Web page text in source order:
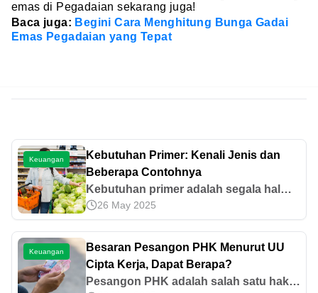
emas di Pegadaian sekarang juga!
Baca juga: Begini Cara Menghitung Bunga Gadai
Emas Pegadaian yang Tepat
Keuangan
Kebutuhan Primer: Kenali Jenis dan
Beberapa Contohnya
Kebutuhan primer adalah segala hal
pokok yang dibutuhkan untuk
memastikan kelangsungan hidup
seseorang. Mari cari tahu jenis dan
contohnya di sini.
26 May 2025
Keuangan
Besaran Pesangon PHK Menurut UU
Cipta Kerja, Dapat Berapa?
Pesangon PHK adalah salah satu hak